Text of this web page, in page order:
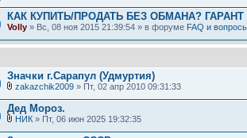
КАК КУПИТЬ/ПРОДАТЬ БЕЗ ОБМАНА?
Volly » Вс, 08 ноя 2015 21:39:54 » в форуме FAQ и
Значки г.Сарапул (Удмуртия)
л
о
ж
е
zakazchik2009 » Пт, 02 апр 2010 09:31:33
Дед Мороз.
л
НИК » Пт, 06 июн 2025 19:32:35